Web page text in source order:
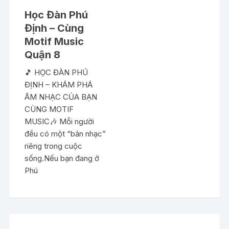
Học Đàn Phú
Định – Cùng
Motif Music
Quận 8
🎵 HỌC ĐÀN PHÚ
ĐỊNH – KHÁM PHÁ
ÂM NHẠC CỦA BẠN
CÙNG MOTIF
MUSIC🎶 Mỗi người
đều có một “bản nhạc”
riêng trong cuộc
sống.Nếu bạn đang ở
Phú